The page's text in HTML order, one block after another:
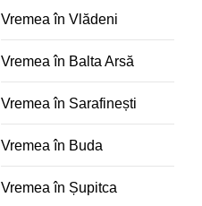
Vremea în Vlădeni
Vremea în Balta Arsă
Vremea în Sarafinești
Vremea în Buda
Vremea în Șupitca